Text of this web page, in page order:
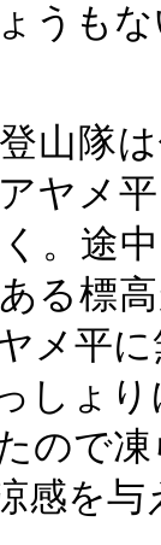
うも
山隊
ヤメ
。途
る標
メ平
しょり
ので
感を